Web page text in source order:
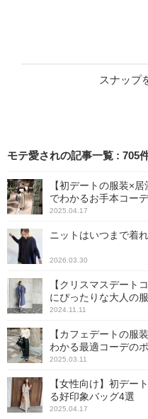
スナップ
モテ愛されの記事一覧 : 705
【初デートの服装×
でわかるお手本コーデ
2025.04.17
ニットはいつまで着
2026.03.30
【クリスマスデート
にぴったりな大人の
2024.11.11
【カフェデートの服
わかる最適コーデの
2025.03.11
【女性向け】初デー
る好印象バッグ4選
2025.04.17